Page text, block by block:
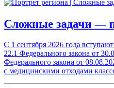
Сложные задачи —
С 1 сентября 2026 года
22.1 Федерального закона от
Федерального закона от
с медицинскими отходами